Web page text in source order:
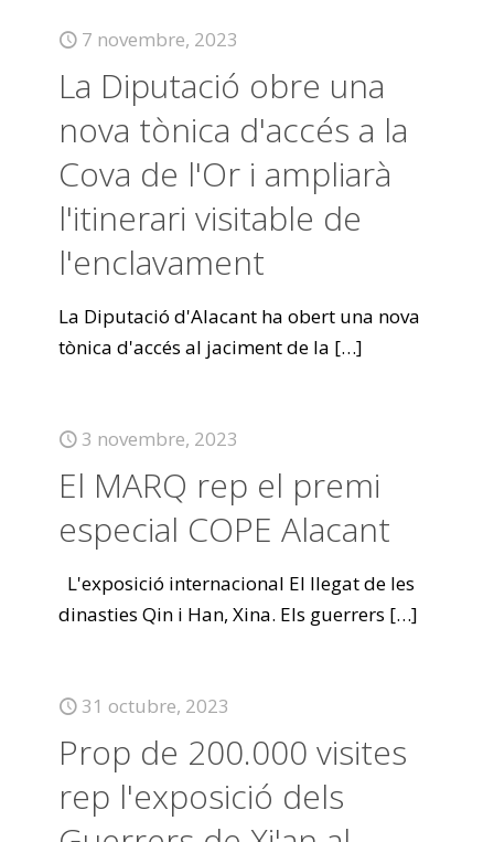
7 novembre, 2023
La Diputació obre una
nova tònica d'accés a la
Cova de l'Or i ampliarà
l'itinerari visitable de
l'enclavament
La Diputació d'Alacant ha obert una nova
tònica d'accés al jaciment de la […]
3 novembre, 2023
El MARQ rep el premi
especial COPE Alacant
L'exposició internacional El llegat de les
dinasties Qin i Han, Xina. Els guerrers […]
31 octubre, 2023
Prop de 200.000 visites
rep l'exposició dels